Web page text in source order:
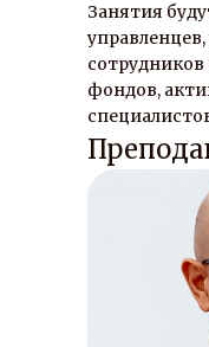
Занятия
фондов,